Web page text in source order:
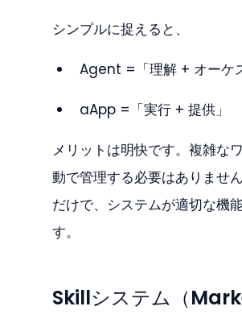
シンプルに捉えると、
Agent =「理解 + オーケ
aApp =「実行 + 提供」
メリットは明快です。複雑な
動で管理する必要はありませ
だけで、システムが適切な機
す。
Skillシステム（